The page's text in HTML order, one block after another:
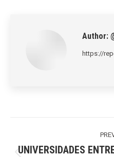
Author:
https://
UNIVERSIDADES